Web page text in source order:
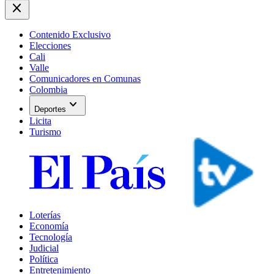
close
Contenido Exclusivo
Elecciones
Cali
Valle
Comunicadores en Comunas
Colombia
Deportes expand_more
Licita
Turismo
Loterías
Economía
Tecnología
Judicial
Política
Entretenimiento